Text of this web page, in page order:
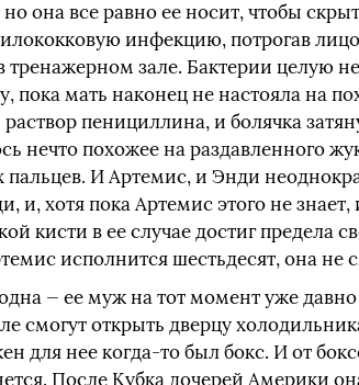
она все равно ее носит, чтобы
инфекцию, потрогав
тренажерном зале. Бактерии целую
пока мать наконец не настояла на
пенициллина, и болячка
нечто похожее на раздавленного
И Артемис, и Энди
и, хотя пока Артемис этого не
кисти в ее случае достиг предела
исполнится шестьдесят, она не
— ее муж на тот момент уже
смогут открыть дверцу
для нее когда‑то был бокс. И от
После Кубка дочерей Америки